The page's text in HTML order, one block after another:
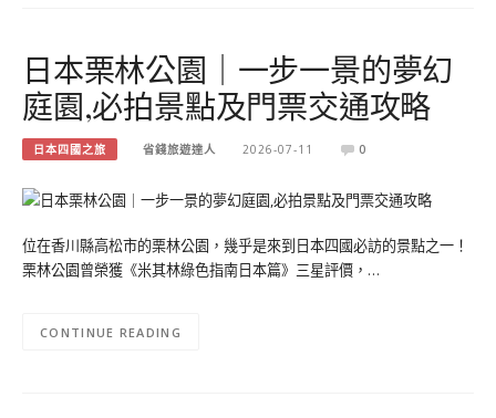
日本栗林公園｜一步一景的夢幻
庭園,必拍景點及門票交通攻略
日本四國之旅 省錢旅遊達人 2026-07-11 0
位在香川縣高松市的栗林公園，幾乎是來到日本四國必訪的景點之一！
栗林公園曾榮獲《米其林綠色指南日本篇》三星評價，…
CONTINUE READING